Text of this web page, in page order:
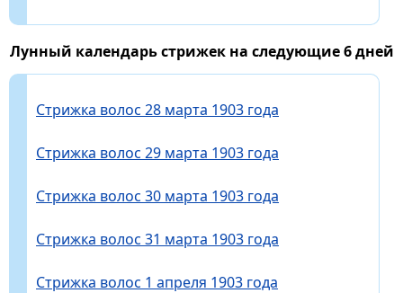
Лунный календарь стрижек на следующие 6 дней
Стрижка волос 28 марта 1903 года
Стрижка волос 29 марта 1903 года
Стрижка волос 30 марта 1903 года
Стрижка волос 31 марта 1903 года
Стрижка волос 1 апреля 1903 года